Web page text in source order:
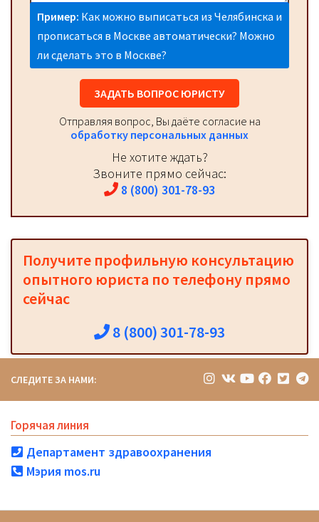
Пример: Как можно выписаться из Челябинска и
прописаться в Москве автоматически? Можно
ли сделать это в Москве?
ЗАДАТЬ ВОПРОС ЮРИСТУ
Отправляя вопрос, Вы даёте согласие на
обработку персональных данных
Не хотите ждать?
Звоните прямо сейчас:
8 (800) 301-78-93
Получите профильную консультацию
опытного юриста по телефону прямо
сейчас
8 (800) 301-78-93
СЛЕДИТЕ ЗА НАМИ:
Горячая линия
Департамент здравоохранения
Мэрия mos.ru